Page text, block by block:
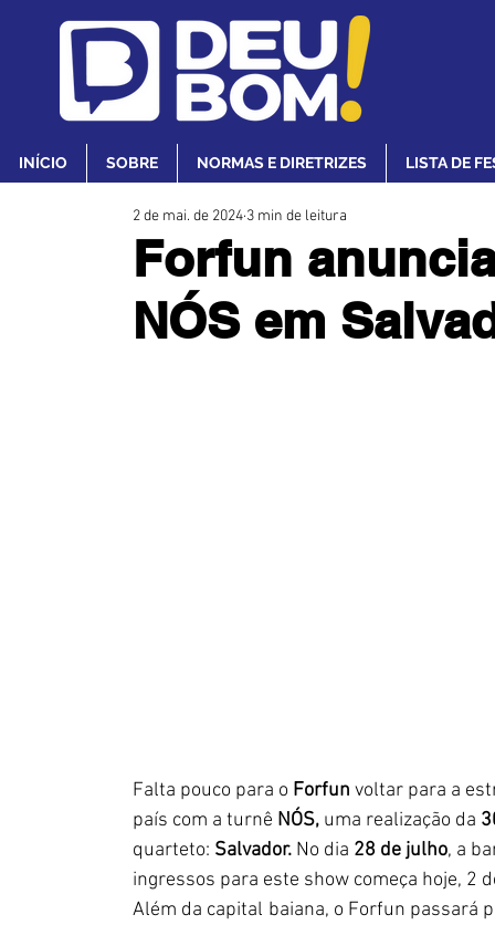
INÍCIO SOBRE NORMAS E DIRETRIZES LISTA DE
Forfun
NÓS em
2 de mai. de 2024 3 min de leitura
Falta pouco para o Forfun voltar para a
país com a turnê NÓS, uma realização da
quarteto: Salvador. No dia 28 de julho, a
ingressos para este show começa hoje, 2
Além da capital baiana, o Forfun passará